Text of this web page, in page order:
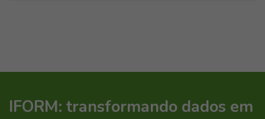
IFORM: transformando dados em